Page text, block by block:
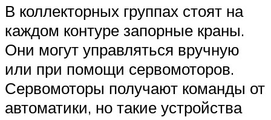
В коллекторных группах стоят на
каждом контуре запорные краны.
Они могут управляться вручную
или при помощи сервомоторов.
Сервомоторы получают команды от
автоматики, но такие устройства